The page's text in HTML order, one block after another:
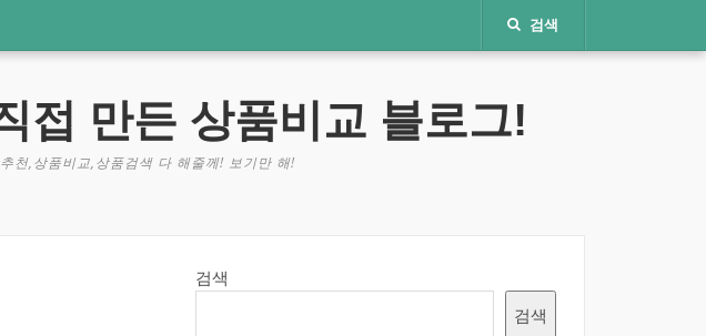
검색
접 만든 상품비교 블로그!
천,상품비교,상품검색 다 해줄께! 보기만 해!
검색
검색